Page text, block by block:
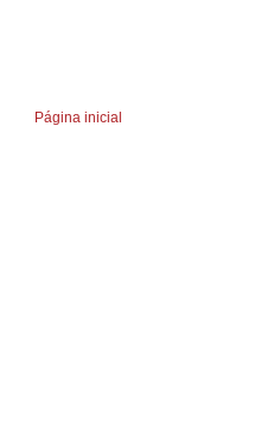
Página inicial